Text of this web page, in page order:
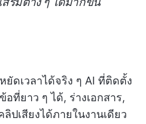
ยัดเวลาได้จริง ๆ AI ที่ติดตั้ง
ที่ยาว ๆ ได้, ร่างเอกสาร,
ปเสียงได้ภายในงานเดียว